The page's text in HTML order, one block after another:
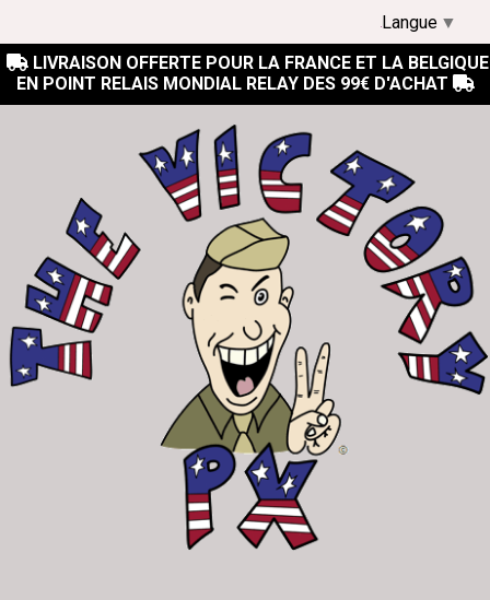
 LIVRAISON OFFERTE POUR LA FRANCE ET LA BELGIQUE
EN POINT RELAIS MONDIAL RELAY DES 99€ D'ACHAT 
Langue ▼